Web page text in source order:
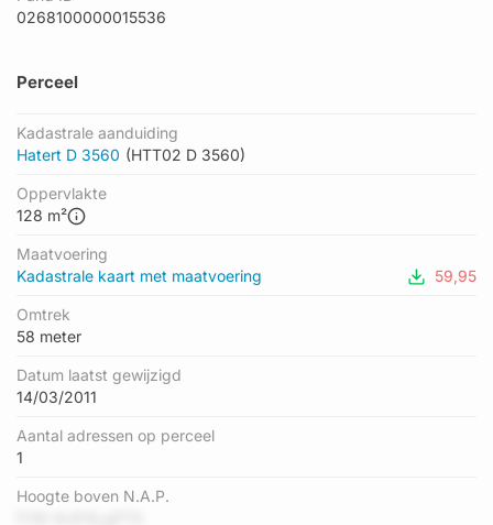
0268100000015536
Perceel
Kadastrale aanduiding
Hatert D 3560 (HTT02 D 3560)
Oppervlakte
128 m²
Maatvoering
Kadastrale kaart met maatvoering
59,95
Omtrek
58 meter
Datum laatst gewijzigd
14/03/2011
Aantal adressen op perceel
1
Hoogte boven N.A.P.